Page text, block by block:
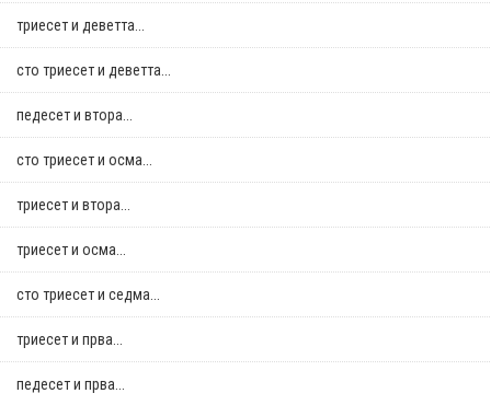
триесет и деветта...
сто триесет и деветта...
педесет и втора...
сто триесет и осма...
триесет и втора...
триесет и осма...
сто триесет и седма...
триесет и прва...
педесет и прва...